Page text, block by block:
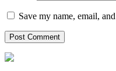
Save my name, email,